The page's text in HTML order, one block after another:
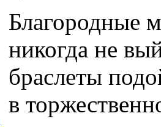
Благородные
никогда не
браслеты
в